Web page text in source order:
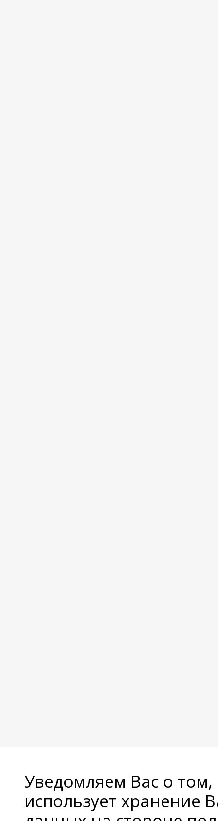
Уведомляем Вас о
использует хранение